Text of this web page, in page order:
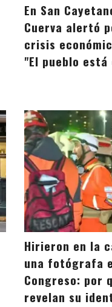
En San
Cuerva alertó
crisis
"El pueblo está
Hirieron en la
una fotógrafa
Congreso: por
revelan su